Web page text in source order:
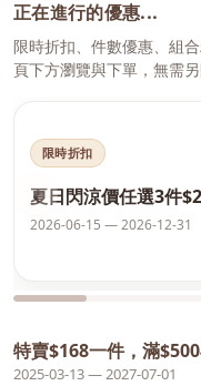
正在進行的優惠...
限時折扣、件數優惠、組
頁下方瀏覽與下單，無需另
‹
限時折扣
夏日閃涼價任選3件
2026-06-15 — 2026-12-31
特賣$168一件，滿
2025-03-13 — 2027-07-01